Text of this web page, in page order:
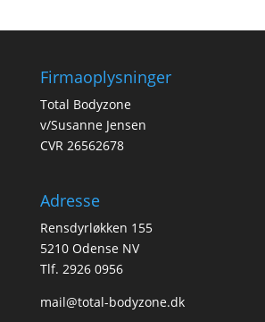
Firmaoplysninger
Total Bodyzone
v/Susanne Jensen
CVR 26562678
Adresse
Rensdyrløkken 155
5210 Odense NV
Tlf. 2926 0956
mail@total-bodyzone.dk